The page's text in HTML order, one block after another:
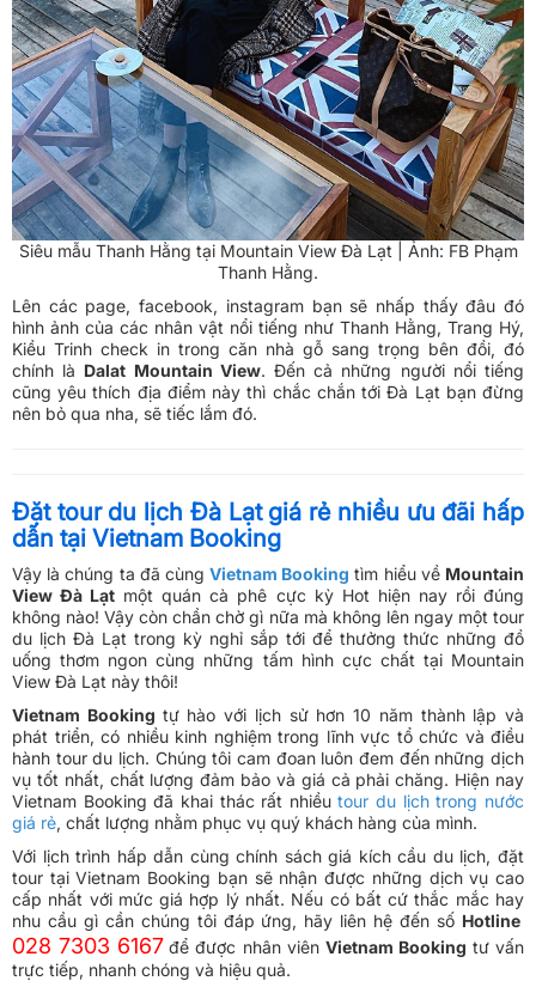
Siêu mẫu Thanh Hằng tại Mountain View Đà Lạt | Ảnh: FB Phạm
Thanh Hằng.
Lên các page, facebook, instagram bạn sẽ nhấp thấy đâu đó
hình ảnh của các nhân vật nổi tiếng như Thanh Hằng, Trang Hý,
Kiều Trinh check in trong căn nhà gỗ sang trọng bên đồi, đó
chính là Dalat Mountain View. Đến cả những người nổi tiếng
cũng yêu thích địa điểm này thì chắc chắn tới Đà Lạt bạn đừng
nên bỏ qua nha, sẽ tiếc lắm đó.
Đặt tour du lịch Đà Lạt giá rẻ nhiều ưu đãi hấp
dẫn tại Vietnam Booking
Vậy là chúng ta đã cùngVietnam Booking tìm hiểu về Mountain
View Đà Lạt một quán cà phê cực kỳ Hot hiện nay rồi đúng
không nào! Vậy còn chần chờ gì nữa mà không lên ngay một tour
du lịch Đà Lạt trong kỳ nghỉ sắp tới để thưởng thức những đồ
uống thơm ngon cùng những tấm hình cực chất tại Mountain
View Đà Lạt này thôi!
Vietnam Booking tự hào với lịch sử hơn 10 năm thành lập và
phát triển, có nhiều kinh nghiệm trong lĩnh vực tổ chức và điều
hành tour du lịch. Chúng tôi cam đoan luôn đem đến những dịch
vụ tốt nhất, chất lượng đảm bảo và giá cả phải chăng. Hiện nay
Vietnam Booking đã khai thác rất nhiềutour du lịch trong nước
giá rẻ, chất lượng nhằm phục vụ quý khách hàng của mình.
Với lịch trình hấp dẫn cùng chính sách giá kích cầu du lịch, đặt
tour tại Vietnam Booking bạn sẽ nhận được những dịch vụ cao
cấp nhất với mức giá hợp lý nhất. Nếu có bất cứ thắc mắc hay
nhu cầu gì cần chúng tôi đáp ứng, hãy liên hệ đến số Hotline
028 7303 6167 để được nhân viên Vietnam Booking tư vấn
trực tiếp, nhanh chóng và hiệu quả.